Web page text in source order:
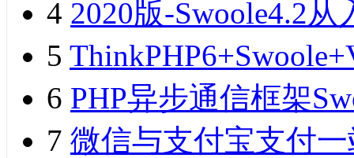
4 2020版-Swoole4.2
5
6 PHP异步通信框架
7 微信与支付宝支付